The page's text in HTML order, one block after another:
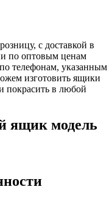
с доставкой в
по оптовым ценам
телефонам, указанным
изготовить ящики
покрасить в любой
ящик модель